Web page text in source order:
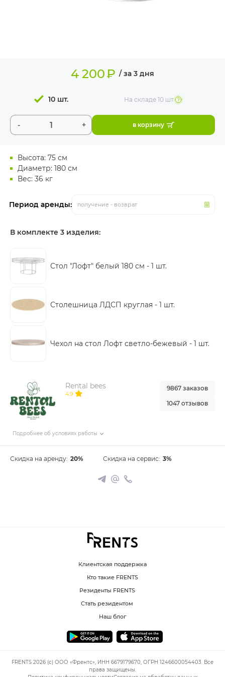
Высота: 75 см
Диаметр: 180 см
Вес: 36 кг
Период аренды: получение - возврат
4 200₽ / за 3 дня
- +
10 шт. На складе10 шт
в корзину
В комплекте 3 изделия:
Стол "Лофт" белый 180 см - 1 шт.
Столешница ЛДСП круглая - 1 шт.
Чехол на стол Лофт светло-бежевый - 1 шт.
Rental bees
4.9
Подробнее об условиях работы
9867 заказов
1047 отзывов
Скидка на аренду: 20% Скидка на сервис: 3%
Клиентская поддержка
Кто такие FRENTS
Резиденты FRENTS
Стать резидентом
Наш блог
FRENTS 2026 (c) ООО «Френтс», ИНН 6679179670, ОГРН 1246600054403. Все
права защищены.